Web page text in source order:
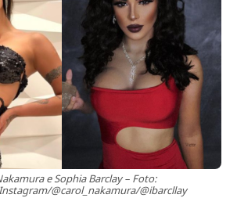
e Sophia Barclay – Foto:
@carol_nakamura/@ibarcllay